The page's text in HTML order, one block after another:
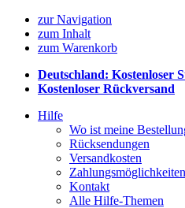
zur Navigation
zum Inhalt
zum Warenkorb
Deutschland: Kostenloser
Kostenloser Rückversand
Hilfe
Wo ist meine
Rücksendungen
Versandkosten
Zahlungsmöglichkeiten
Kontakt
Alle Hilfe-Themen